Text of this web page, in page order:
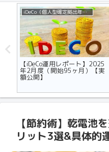
iDeCo（個人型確定拠出年金）
【iDeCo運用レポート】2025
年2月度（開始95ヶ月）【実
額公開】
【節約術】乾電池
リット3選&具体的